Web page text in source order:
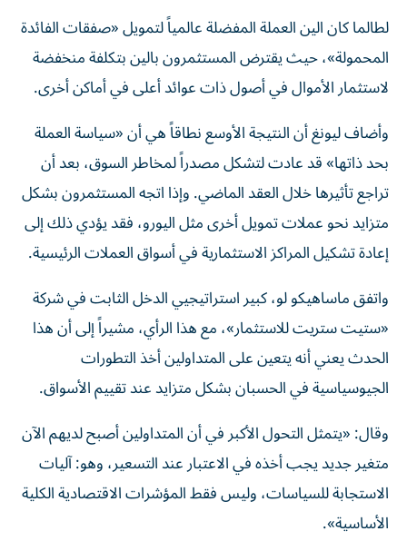
لطالما كان الين العملة المفضلة عالمياً لتمويل «صفقات الفائدة
المحمولة»، حيث يقترض المستثمرون بالين بتكلفة منخفضة
لاستثمار الأموال في أصول ذات عوائد أعلى في أماكن أخرى.
وأضاف ليونغ أن النتيجة الأوسع نطاقاً هي أن «سياسة العملة
بحد ذاتها» قد عادت لتشكل مصدراً لمخاطر السوق، بعد أن
تراجع تأثيرها خلال العقد الماضي. وإذا اتجه المستثمرون بشكل
متزايد نحو عملات تمويل أخرى مثل اليورو، فقد يؤدي ذلك إلى
إعادة تشكيل المراكز الاستثمارية في أسواق العملات الرئيسية.
واتفق ماساهيكو لو، كبير استراتيجيي الدخل الثابت في شركة
«ستيت ستريت للاستثمار»، مع هذا الرأي، مشيراً إلى أن هذا
الحدث يعني أنه يتعين على المتداولين أخذ التطورات
الجيوسياسية في الحسبان بشكل متزايد عند تقييم الأسواق.
وقال: «يتمثل التحول الأكبر في أن المتداولين أصبح لديهم الآن
متغير جديد يجب أخذه في الاعتبار عند التسعير، وهو: آليات
الاستجابة للسياسات، وليس فقط المؤشرات الاقتصادية الكلية
الأساسية».